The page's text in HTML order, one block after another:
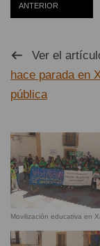
ANTERIOR
Ver el
hace parada en
pública
Movilización educativa en